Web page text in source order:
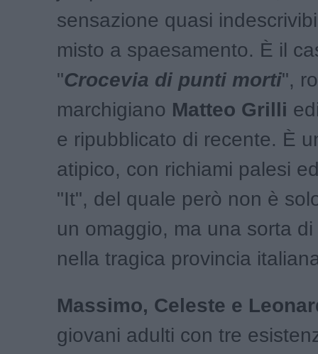
sensazione quasi
misto a spaesamento. È il
"Crocevia di punti morti",
marchigiano Matteo Grilli
e ripubblicato di recente. È
atipico, con richiami palesi
"It", del quale però non è
un omaggio, ma una sorta
nella tragica provincia
Massimo, Celeste e
giovani adulti con tre